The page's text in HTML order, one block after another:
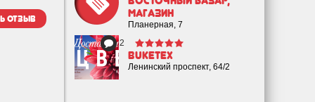
магазин
Планерная, 7
2
Buketex
Ленинский проспект, 64/2
отзыв